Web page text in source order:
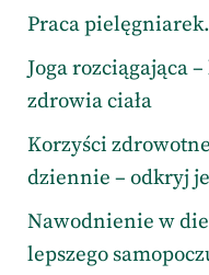
Praca pielęgniarek.
Joga rozciągająca
zdrowia ciała
Korzyści
dziennie – odkryj
Nawodnienie w
lepszego